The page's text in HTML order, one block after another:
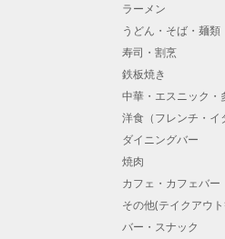
ラーメン
うどん・そば・麺類
寿司・割烹
鉄板焼き
中華・エスニック・
洋食（フレンチ・イ
ダイニングバー
焼肉
カフェ・カフェバー
その他(テイクアウ
バー・スナック